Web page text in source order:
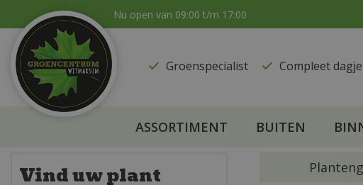
naar
content
Nu open van 09:00 t/m 17:00
Groenspecialist ​Compleet
ASSORTIMENT BUITEN
Vind uw plant